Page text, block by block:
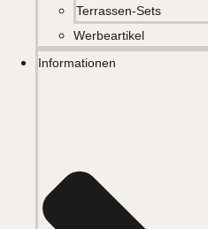
Terrassen-Sets
Werbeartikel
Informationen